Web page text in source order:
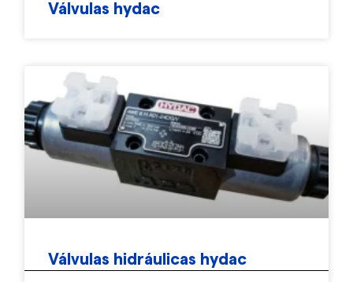
Válvulas hydac
Válvulas hidráulicas hydac